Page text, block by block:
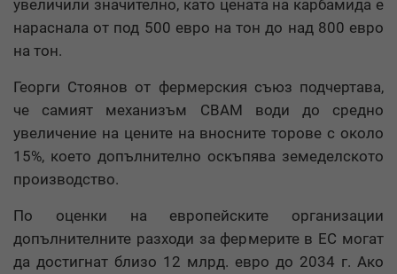
увеличили значително, като цената на карбамида е
нараснала от под 500 евро на тон до над 800 евро
на тон.
Георги Стоянов от фермерския съюз подчертава,
че самият механизъм CBAM води до средно
увеличение на цените на вносните торове с около
15%, което допълнително оскъпява земеделското
производство.
По оценки на европейските организации
допълнителните разходи за фермерите в ЕС могат
да достигнат близо 12 млрд. евро до 2034 г. Ако